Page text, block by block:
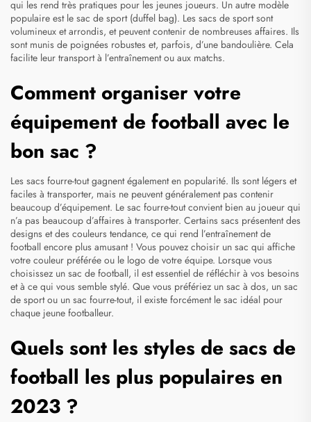
qui les rend très pratiques pour les jeunes joueurs. Un autre modèle
populaire est le sac de sport (duffel bag). Les sacs de sport sont
volumineux et arrondis, et peuvent contenir de nombreuses affaires. Ils
sont munis de poignées robustes et, parfois, d’une bandoulière. Cela
facilite leur transport à l’entraînement ou aux matchs.
Comment organiser votre
équipement de football avec le
bon sac ?
Les sacs fourre-tout gagnent également en popularité. Ils sont légers et
faciles à transporter, mais ne peuvent généralement pas contenir
beaucoup d’équipement. Le sac fourre-tout convient bien au joueur qui
n’a pas beaucoup d’affaires à transporter. Certains sacs présentent des
designs et des couleurs tendance, ce qui rend l’entraînement de
football encore plus amusant ! Vous pouvez choisir un sac qui affiche
votre couleur préférée ou le logo de votre équipe. Lorsque vous
choisissez un sac de football, il est essentiel de réfléchir à vos besoins
et à ce qui vous semble stylé. Que vous préfériez un sac à dos, un sac
de sport ou un sac fourre-tout, il existe forcément le sac idéal pour
chaque jeune footballeur.
Quels sont les styles de sacs de
football les plus populaires en
2023 ?